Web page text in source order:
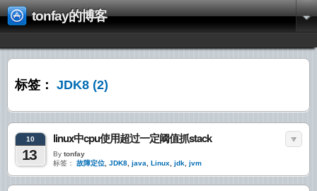
tonfay的博客
标签： JDK8 (2)
10
13
linux中cpu使用超过一定阈值抓stack
By tonfay
标签：
故障定位 JDK8 java Linux jdk jvm